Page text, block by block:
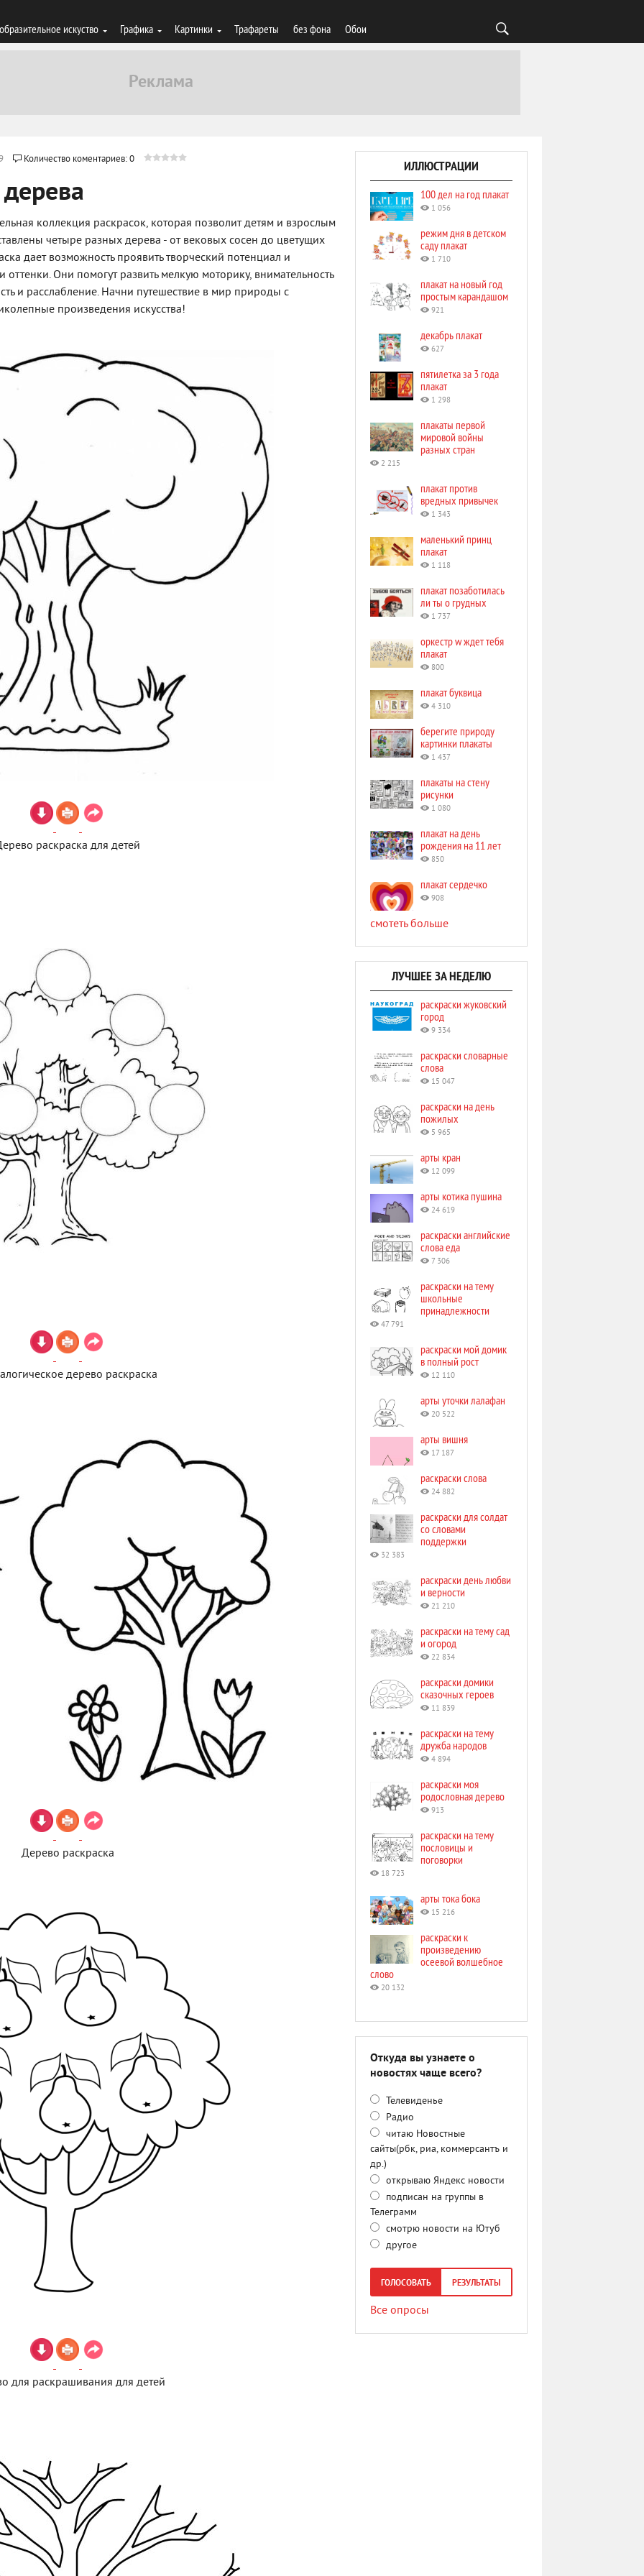
искуство Графика Картинки Трафареты без фона Обои
Количество коментариев: 0
коллекция раскрасок, которая позволит детям и взрослым
четыре разных дерева - от вековых сосен до цветущих
дает возможность проявить творческий потенциал и
Они помогут развить мелкую моторику, внимательность
и расслабление. Начни путешествие в мир природы с
произведения искусства!
раскраска для детей
дерево раскраска
Дерево раскраска
для раскрашивания для детей
ИЛЛЮСТРАЦИИ
100 дел на год плакат
1 056
режим дня в детском
саду плакат
1 710
плакат на новый год
простым карандашом
921
декабрь плакат
627
пятилетка за 3 года
плакат
1 298
плакаты первой
мировой войны
разных стран
2 215
плакат против
вредных привычек
1 343
маленький принц
плакат
1 118
плакат позаботилась
ли ты о грудных
1 737
оркестр w ждет тебя
плакат
800
плакат буквица
4 310
берегите природу
картинки плакаты
1 437
плакаты на стену
рисунки
1 080
плакат на день
рождения на 11 лет
850
плакат сердечко
908
смотеть больше
ЛУЧШЕЕ ЗА НЕДЕЛЮ
раскраски жуковский
город
9 334
раскраски словарные
слова
15 047
раскраски на день
пожилых
5 965
арты кран
12 099
арты котика пушина
24 619
раскраски английские
слова еда
7 306
раскраски на тему
школьные
принадлежности
47 791
раскраски мой домик
в полный рост
12 110
арты уточки лалафан
20 522
арты вишня
17 187
раскраски слова
24 882
раскраски для солдат
со словами
поддержки
32 383
раскраски день любви
и верности
21 210
раскраски на тему сад
и огород
22 834
раскраски домики
сказочных героев
11 839
раскраски на тему
дружба народов
4 894
раскраски моя
родословная дерево
913
раскраски на тему
пословицы и
поговорки
18 723
арты тока бока
15 216
раскраски к
произведению
осеевой волшебное
слово
20 132
Откуда вы узнаете о
новостях чаще всего?
Телевиденье
Радио
читаю Новостные
сайты(рбк, риа, коммерсантъ и
др.)
открываю Яндекс новости
подписан на группы в
Телеграмм
смотрю новости на Ютуб
другое
ГОЛОСОВАТЬ РЕЗУЛЬТАТЫ
Все опросы